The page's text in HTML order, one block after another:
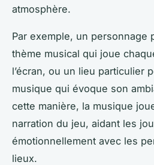
atmosphère.
Par exemple, un personnage
thème musical qui joue
l’écran, ou un lieu particulier
musique qui évoque son
cette manière, la musique
narration du jeu, aidant les
émotionnellement avec les
lieux.